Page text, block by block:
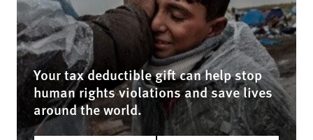
Your tax deductible gift can help stop
human rights violations and save lives
around the world.